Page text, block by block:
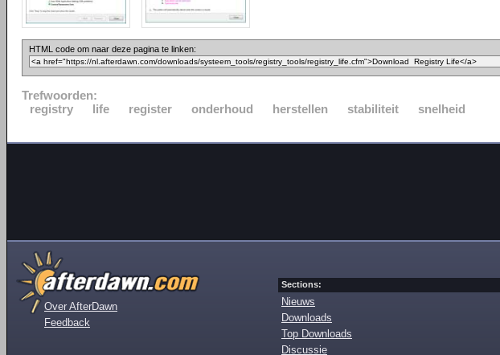
HTML code om naar deze pagina te linken:
Trefwoorden:
registry
life register onderhoud herstellen stabiliteit snelheid
Over AfterDawn
Feedback
Sections:
Nieuws
Downloads
Top Downloads
Discussie